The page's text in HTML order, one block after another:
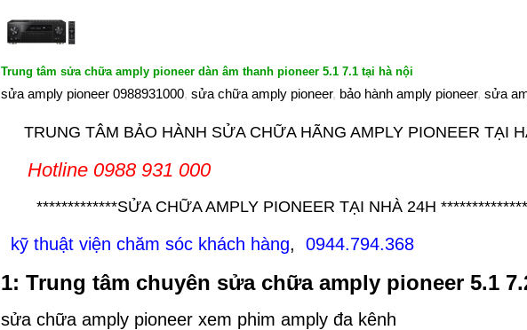
Trung tâm sửa chữa amply pioneer dàn âm thanh pioneer 5.1 7.1 tại hà nội
sửa amply pioneer 0988931000, sửa chữa amply pioneer, bảo hành amply pioneer, sửa
TRUNG TÂM BẢO HÀNH SỬA CHỮA HÃNG AMPLY PIONEER TẠI
Hotline 0988 931 000
*************SỬA CHỮA AMPLY PIONEER TẠI NHÀ 24H
kỹ thuật viện chăm sóc khách hàng, 0944.794.368
1: Trung tâm chuyên sửa chữa amply pioneer5.1
sửa chữa amply pioneer xem phim amply đa kênh